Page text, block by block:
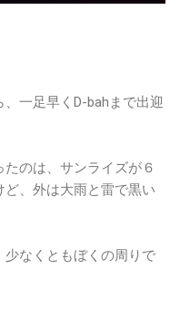
一足早くD-bahまで出迎
のは、サンライズが６
、外は大雨と雷で黒い
少なくともぼくの周りで